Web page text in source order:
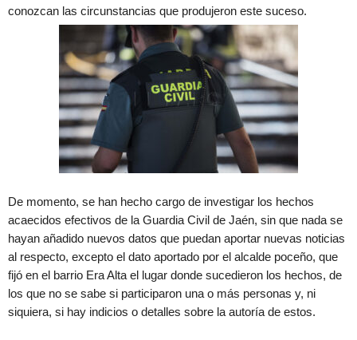
conozcan las circunstancias que produjeron este suceso.
De momento, se han hecho cargo de investigar los hechos
acaecidos efectivos de la Guardia Civil de Jaén, sin que nada se
hayan añadido nuevos datos que puedan aportar nuevas noticias
al respecto, excepto el dato aportado por el alcalde poceño, que
fijó en el barrio Era Alta el lugar donde sucedieron los hechos, de
los que no se sabe si participaron una o más personas y, ni
siquiera, si hay indicios o detalles sobre la autoría de estos.